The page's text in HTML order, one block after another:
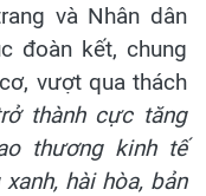
và Nhân dân
đoàn kết, chung
vượt qua thách
thành cực tăng
thương kinh tế
hài hòa, bản